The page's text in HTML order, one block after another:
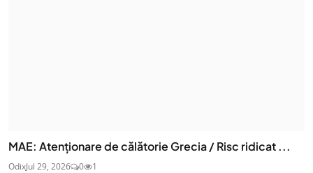
MAE: Atenţionare de călătorie Grecia / Risc ridicat ...
OdixJul 29, 2026 0 1